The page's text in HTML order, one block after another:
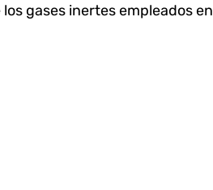
gases inertes empleados en